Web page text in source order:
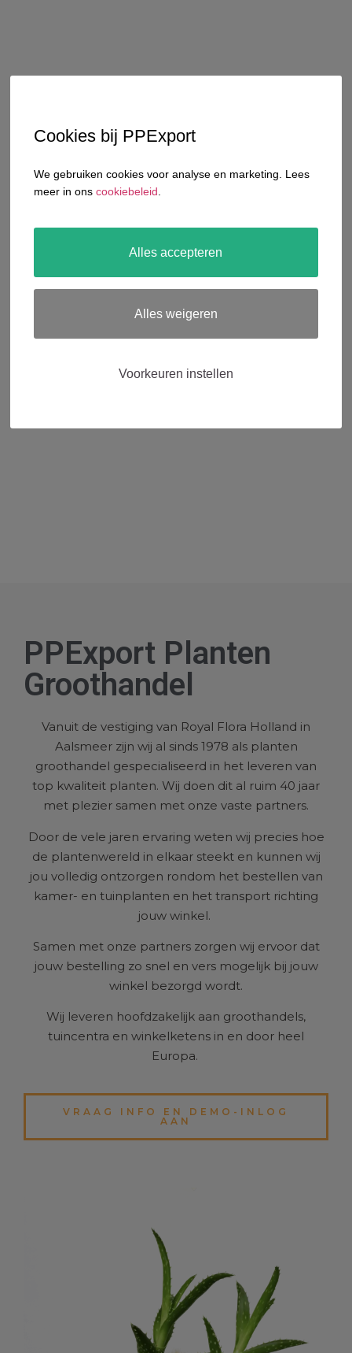
PPExport Planten
Groothandel
Vanuit de vestiging van Royal Flora Holland in
Aalsmeer zijn wij al sinds 1978 als planten
groothandel gespecialiseerd in het leveren van
top kwaliteit planten. Wij doen dit al ruim 40 jaar
met plezier samen met onze vaste partners.
Door de vele jaren ervaring weten wij precies hoe
de plantenwereld in elkaar steekt en kunnen wij
jou volledig ontzorgen rondom het bestellen van
kamer- en tuinplanten en het transport richting
jouw winkel.
Samen met onze partners zorgen wij ervoor dat
jouw bestelling zo snel en vers mogelijk bij jouw
winkel bezorgd wordt.
Wij leveren hoofdzakelijk aan groothandels,
tuincentra en winkelketens in en door heel
Europa.
VRAAG INFO EN DEMO-INLOG
AAN
Cookies bij PPExport
We gebruiken cookies voor analyse en marketing. Lees
meer in onscookiebeleid
Alles accepteren
Alles weigeren
Voorkeuren instellen